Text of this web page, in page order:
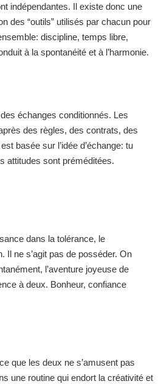
indépendantes. Il existe donc une
des “outils” utilisés par chacun pour
discipline, temps libre,
à la spontanéité et à l’harmonie.
échanges conditionnés. Les
des règles, des contrats, des
basée sur l’idée d’échange: tu
attitudes sont préméditées.
dans la tolérance, le
Il ne s’agit pas de posséder. On
l’aventure joyeuse de
à deux. Bonheur, confiance
que les deux ne s’amusent pas
une routine qui endort la créativité et